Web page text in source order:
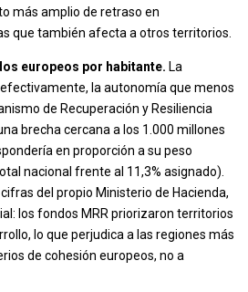
más amplio de retraso en
que también afecta a otros territorios.
europeos por habitante. La
la autonomía que menos
de Recuperación y Resiliencia
brecha cercana a los 1.000 millones
en proporción a su peso
nacional frente al 11,3% asignado).
del propio Ministerio de Hacienda,
los fondos MRR priorizaron territorios
lo que perjudica a las regiones más
de cohesión europeos, no a